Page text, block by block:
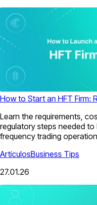
How to Start an HFT Firm:
Learn the requirements,
regulatory steps needed
frequency trading
ArtículosBusiness Tips
27.01.26